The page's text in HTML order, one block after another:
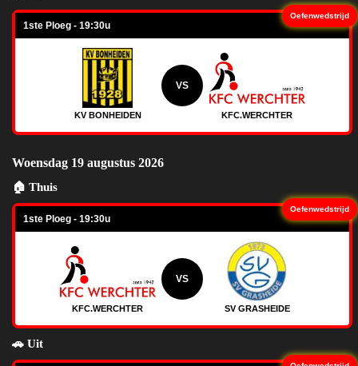
Oefenwedstrijd
1ste Ploeg - 19:30u
KV BONHEIDEN
VS
KFC.WERCHTER
Woensdag 19 augustus 2026
🏠 Thuis
Oefenwedstrijd
1ste Ploeg - 19:30u
KFC.WERCHTER
VS
SV GRASHEIDE
🚗 Uit